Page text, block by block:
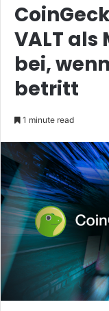
VALT
bei,
betritt
1 minute read